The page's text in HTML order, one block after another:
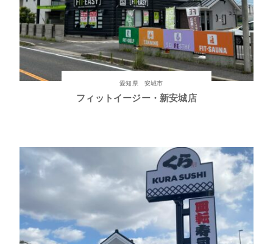
愛知県 安城市
フィットイージー・新安城店